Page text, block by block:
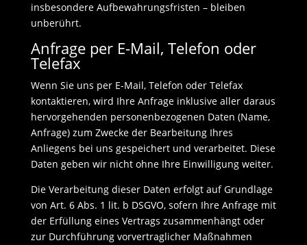
insbesondere Aufbewahrungsfristen – bleiben
unberührt.
Anfrage per E-Mail, Telefon oder
Telefax
Wenn Sie uns per E-Mail, Telefon oder Telefax
kontaktieren, wird Ihre Anfrage inklusive aller daraus
hervorgehenden personenbezogenen Daten (Name,
Anfrage) zum Zwecke der Bearbeitung Ihres
Anliegens bei uns gespeichert und verarbeitet. Diese
Daten geben wir nicht ohne Ihre Einwilligung weiter.
Die Verarbeitung dieser Daten erfolgt auf Grundlage
von Art. 6 Abs. 1 lit. b DSGVO, sofern Ihre Anfrage mit
der Erfüllung eines Vertrags zusammenhängt oder
zur Durchführung vorvertraglicher Maßnahmen